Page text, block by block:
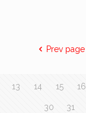
Prev page
13 14 15 16
30 31